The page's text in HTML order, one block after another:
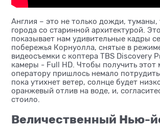
Англия – это не только дожди, туманы,
города со старинной архитектурой.
показывает нам удивительные кадры
побережья Корнуолла, снятые в
видеосъемки с коптера TBS Discovery
камеры - Full HD. Чтобы получить этот
оператору пришлось немало
пока утихнет ветер, солнце будет
оранжевый отлив на воде, и,
стоило.
Величественный Нью-